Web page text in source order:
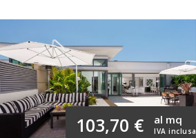
103,70 € IVA inclusa
al mq